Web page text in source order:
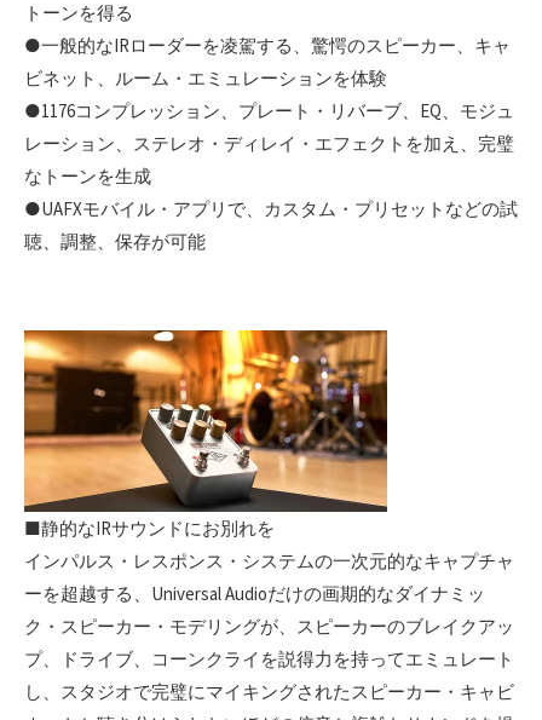
トーンを得る
●一般的なIRローダーを凌駕する、驚愕のスピーカー、キャ
ビネット、ルーム・エミュレーションを体験
●1176コンプレッション、プレート・リバーブ、EQ、モジュ
レーション、ステレオ・ディレイ・エフェクトを加え、完璧
なトーンを生成
●UAFXモバイル・アプリで、カスタム・プリセットなどの試
聴、調整、保存が可能
■静的なIRサウンドにお別れを
インパルス・レスポンス・システムの一次元的なキャプチャ
ーを超越する、Universal Audioだけの画期的なダイナミッ
ク・スピーカー・モデリングが、スピーカーのブレイクアッ
プ、ドライブ、コーンクライを説得力を持ってエミュレート
し、スタジオで完璧にマイキングされたスピーカー・キャビ